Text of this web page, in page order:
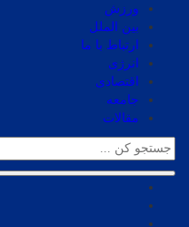
ورزش
بین الملل
ارتباط با ما
انرژی
اقتصادی
جامعه
مقالات